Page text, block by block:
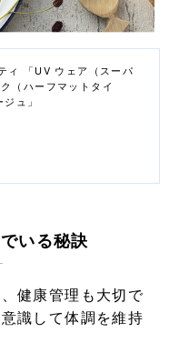
ィ 「UV ウェア（スーパ
（ハーフマットタイ
ュ」
いる秘訣
健康管理も大切で
識して体調を維持